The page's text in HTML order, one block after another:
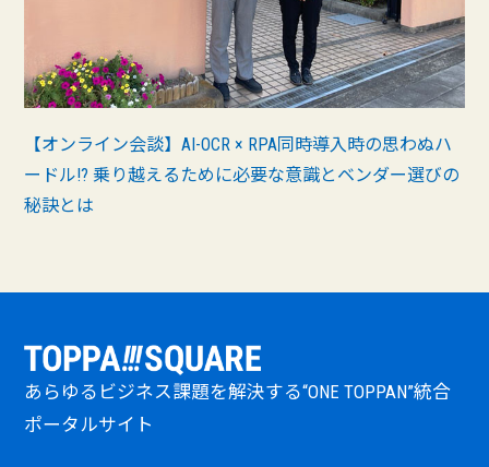
【オンライン会談】AI-OCR × RPA同時導入時の思わぬハ
ードル!? 乗り越えるために必要な意識とベンダー選びの
秘訣とは
あらゆるビジネス課題を解決する“ONE TOPPAN”統合
ポータルサイト